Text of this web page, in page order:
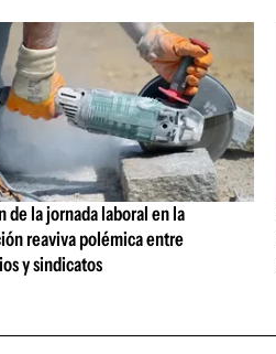
de la jornada laboral en la
reaviva polémica entre
y sindicatos